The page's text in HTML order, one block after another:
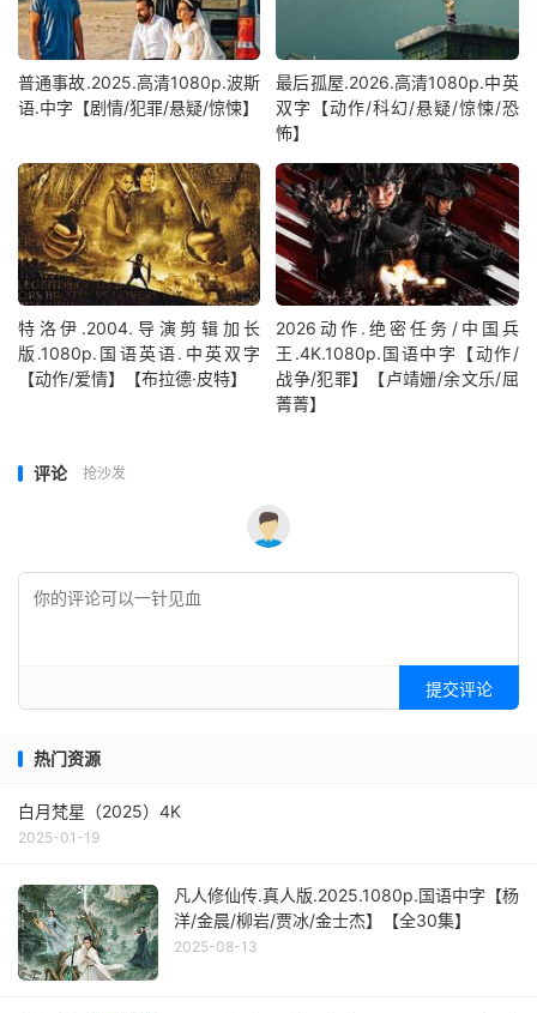
普通事故.2025.高清1080p.波斯
语.中字【剧情/犯罪/悬疑/惊悚】
最后孤屋.2026.高清1080p.中英
双字【动作/科幻/悬疑/惊悚/恐
怖】
特洛伊.2004.导演剪辑加长
版.1080p.国语英语.中英双字
【动作/爱情】【布拉德·皮特】
2026动作.绝密任务/中国兵
王.4K.1080p.国语中字【动作/
战争/犯罪】【卢靖姗/余文乐/屈
菁菁】
评论 抢沙发
提交评论
热门资源
白月梵星（2025）4K
2025-01-19
凡人修仙传.真人版.2025.1080p.国语中字【杨
洋/金晨/柳岩/贾冰/金士杰】【全30集】
2025-08-13